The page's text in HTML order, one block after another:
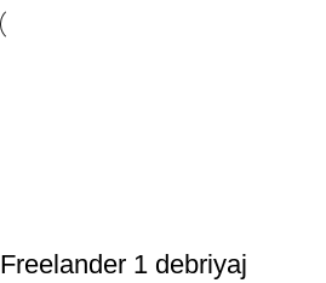
Freelander 1 debriyaj